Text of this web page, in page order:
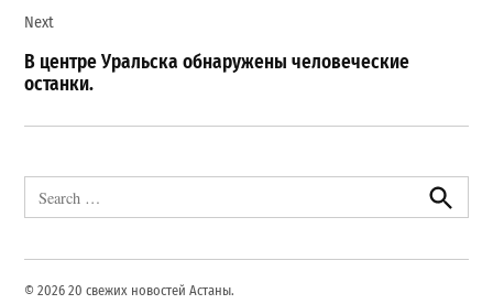
Next
В центре Уральска обнаружены человеческие
останки.
for:
Search
© 2026 20 свежих новостей Астаны.